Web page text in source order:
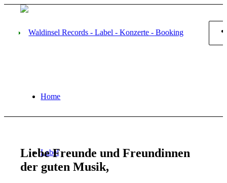
Home
Label
Liebe Freunde und Freundinnen
der guten Musik,